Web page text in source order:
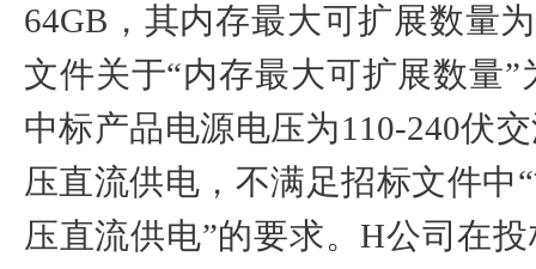
64GB ，其内存最大可扩展数量为
文件关于“内存最大可扩展数量”
中标产品电源电压为110-240伏
压直流供电，不满足招标文件中
压直流供电”的要求。H公司在